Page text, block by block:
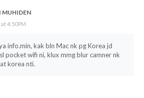
MUHIDEN
4:50 PM
info.min, kak bln Mac nk pg Korea jd
pocket wifi ni, klux mmg blur camner nk
korea nti.